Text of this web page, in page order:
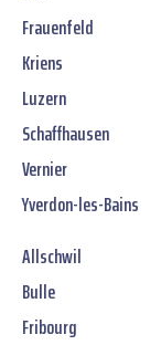
Frauenfeld
Kriens
Luzern
Schaffhausen
Vernier
Yverdon-les-Bains
Allschwil
Bulle
Fribourg